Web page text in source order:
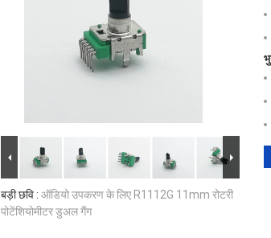
बड़ी छवि : ऑडियो उपकरण के लिए R1112G 11mm रोटरी
पोटेंशियोमीटर डुअल गैंग